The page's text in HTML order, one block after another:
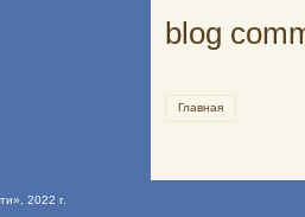
blog
Главная
, 2022 г.